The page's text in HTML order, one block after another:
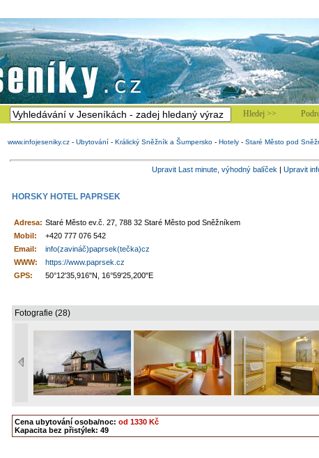
Hledej >>
www.infojeseniky.cz- Ubytování- Králický Sněžník a Šumpersko- Hotely- Staré Město pod
Upravit Last minute, výhodný balíček | Upravit
HORSKY HOTEL PAPRSEK
Adresa: Staré Město ev.č. 27, 788 32 Staré Město pod Sněžníkem
Mobil:
+420 777 076 542
Email:
info(zavináč)paprsek(tečka)cz
WWW:
https://www.paprsek.cz
GPS:
50°12'35,916"N, 16°59'25,200"E
Fotografie (28)
Cena ubytování osoba/noc: od 1330 Kč
Kapacita bez přistýlek: 49